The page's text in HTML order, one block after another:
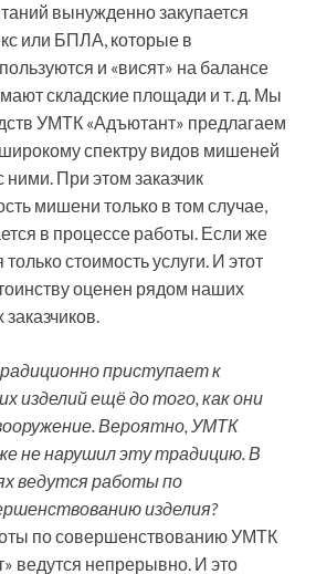
вынужденно закупается
или БПЛА, которые в
и «висят» на балансе
складские площади и т. д. Мы
УМТК «Адъютант» предлагаем
спектру видов мишеней
ними. При этом заказчик
мишени только в том случае,
в процессе работы. Если же
стоимость услуги. И этот
оценен рядом наших
приступает к
изделий ещё до того, как они
Вероятно, УМТК
не нарушил эту традицию. В
ведутся работы по
изделия?
по совершенствованию УМТК
ведутся непрерывно. И это